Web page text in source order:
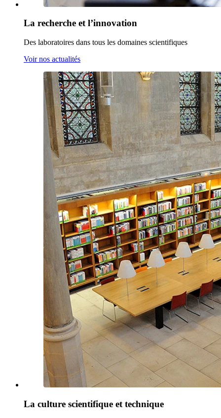
La recherche et l’innovation
Des laboratoires dans tous les domaines scientifiques
Voir nos actualités
La culture scientifique et technique